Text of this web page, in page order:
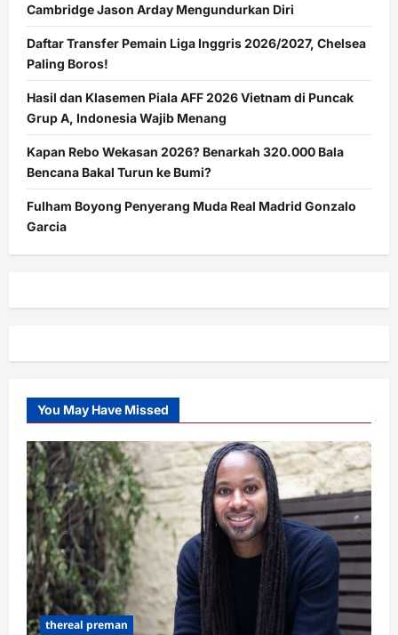
Cambridge Jason Arday Mengundurkan Diri
Daftar Transfer Pemain Liga Inggris 2026/2027, Chelsea
Paling Boros!
Hasil dan Klasemen Piala AFF 2026 Vietnam di Puncak
Grup A, Indonesia Wajib Menang
Kapan Rebo Wekasan 2026? Benarkah 320.000 Bala
Bencana Bakal Turun ke Bumi?
Fulham Boyong Penyerang Muda Real Madrid Gonzalo
Garcia
You May Have Missed
thereal preman